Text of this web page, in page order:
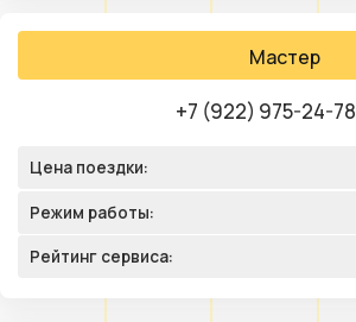
Мастер
+7 (922) 975-24-78
Цена поездки:
Режим работы:
Рейтинг сервиса: